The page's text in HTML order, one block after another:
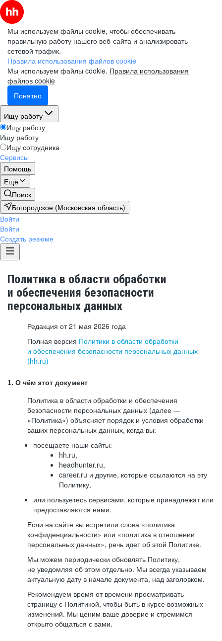
Мы используем файлы cookie, чтобы обеспечивать
правильную работу нашего веб-сайта и анализировать
сетевой трафик.
Правила использования файлов cookie
Мы используем файлы cookie. Правила использования
файлов cookie
Понятно
Ищу работу
Ищу работу
Ищу работу
Ищу сотрудника
Сервисы
Помощь
Ещё
Поиск
Богородское (Московская область)
Войти
Войти
Создать резюме
Политика в области обработки
и обеспечения безопасности
персональных данных
Редакция от 21 мая 2026 года
Полная версия Политики в области обработки
и обеспечения безопасности персональных данных
(hh.ru)
1. О чём этот документ
Политика в области обработки и обеспечения
безопасности персональных данных (далее —
«Политика») объясняет порядок и условия обработки
ваших персональных данных, когда вы:
посещаете наши сайты:
hh.ru,
headhunter.ru,
career.ru и другие, которые ссылаются на эту
Политику,
или пользуетесь сервисами, которые принадлежат или
предоставляются нами.
Если на сайте вы встретили слова «политика
конфиденциальности» или «политика в отношении
персональных данных», речь идет об этой Политике.
Мы можем периодически обновлять Политику,
не уведомляя об этом отдельно. Мы всегда указываем
актуальную дату в начале документа, над заголовком.
Рекомендуем время от времени просматривать
страницу с Политикой, чтобы быть в курсе возможных
изменений. Мы ценим ваше доверие и стремимся
открыто общаться с вами.